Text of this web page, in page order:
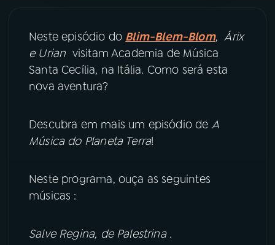
ÚLTIMAS
ACOMPANHE A RÁDIO MEC
YouTube Facebook
TikTok
Neste episódio do Blim-Blem-Blom,Árix
e Urian visitam Academia de Música
Santa Cecília, na Itália. Como será esta
nova aventura?
Descubra em mais um episódio de A
Música do Planeta Terra!
Neste programa, ouça as seguintes
músicas :
Salve Regina, de Palestrina .